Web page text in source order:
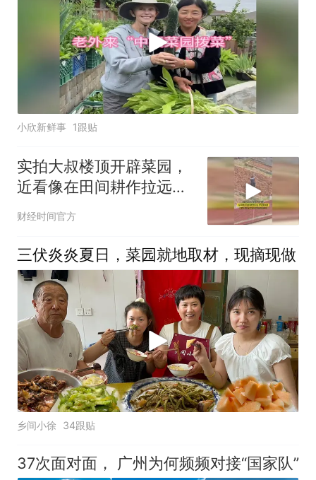
小欣新鲜事 1跟贴
实拍大叔楼顶开辟菜园，
近看像在田间耕作拉远才
发现真相!
财经时间官方
三伏炎炎夏日，菜园就地取材，现摘现做
乡间小徐 34跟贴
37次面对面， 广州为何频频对接“国家队”